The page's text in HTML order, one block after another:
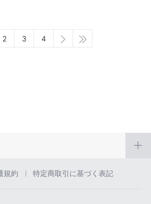
2 3 4
規約 特定商取引に基づく表記